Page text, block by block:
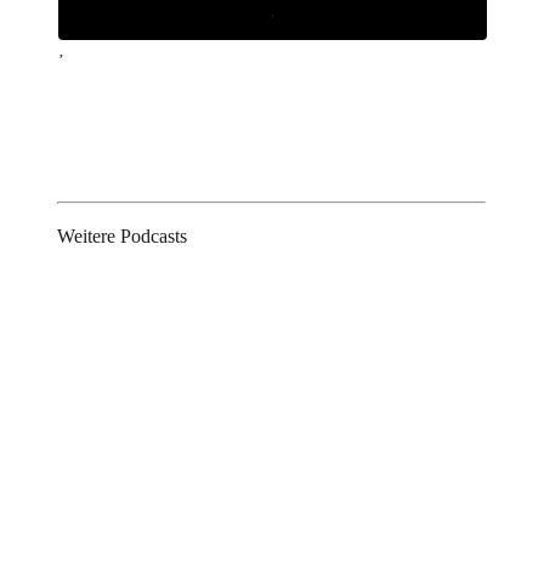
‚
Weitere Podcasts